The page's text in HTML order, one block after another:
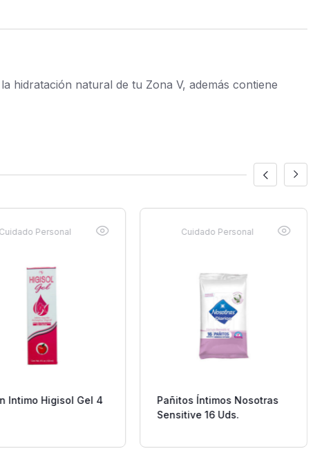
hidratación natural de tu Zona V, además contiene
Cuidado Personal
Intimo Higisol Gel 4
Cuidado Personal
Pañitos Íntimos Nosotras
Sensitive 16 Uds.